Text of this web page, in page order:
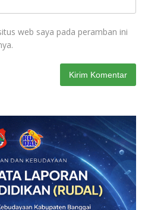
web saya pada peramban ini